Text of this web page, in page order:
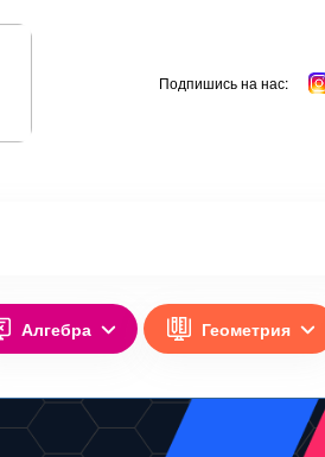
Подпишись на нас:
Алгебра Геометрия